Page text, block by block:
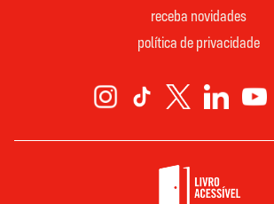
receba novidades
política de privacidade